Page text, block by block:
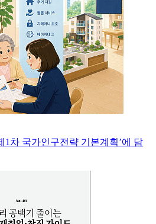
1차 국가인구전략 기본계획’에 담